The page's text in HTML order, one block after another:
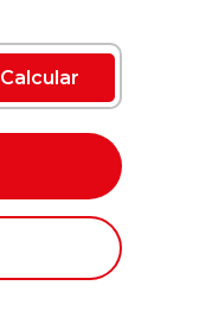
Calcular